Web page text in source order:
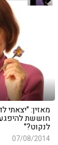
מאזין: "יצאתי
חוששת
לנקוט?"
07/08/2014